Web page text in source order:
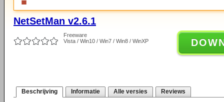
NetSetMan v2.6.1
Freeware
Vista / Win10 / Win7 / Win8 / WinXP
Beschrijving Informatie Alle versies Reviews